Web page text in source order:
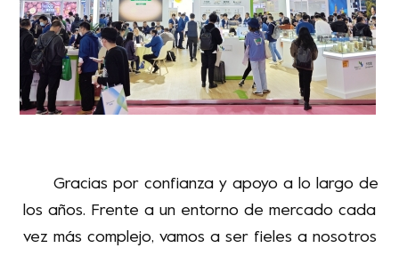
Gracias porconfianza y apoyo a lo largo de
los años. Frente a un entorno de mercado cada
vez más complejo, vamos a ser fieles a nosotros